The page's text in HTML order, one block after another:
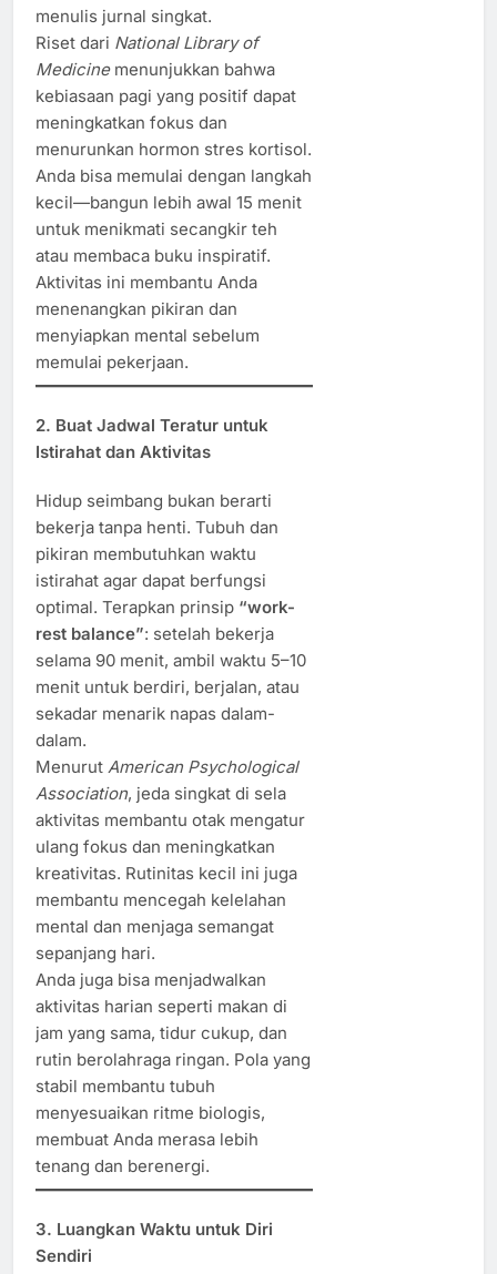
menulis jurnal singkat.
Riset dari National Library of
Medicinemenunjukkan bahwa
kebiasaan pagi yang positif dapat
meningkatkan fokus dan
menurunkan hormon stres kortisol.
Anda bisa memulai dengan langkah
kecil—bangun lebih awal 15 menit
untuk menikmati secangkir teh
atau membaca buku inspiratif.
Aktivitas ini membantu Anda
menenangkan pikiran dan
menyiapkan mental sebelum
memulai pekerjaan.
2. Buat Jadwal Teratur untuk
Istirahat dan Aktivitas
Hidup seimbang bukan berarti
bekerja tanpa henti. Tubuh dan
pikiran membutuhkan waktu
istirahat agar dapat berfungsi
optimal. Terapkan prinsip “work-
rest balance”: setelah bekerja
selama 90 menit, ambil waktu 5–10
menit untuk berdiri, berjalan, atau
sekadar menarik napas dalam-
dalam.
Menurut American Psychological
Association, jeda singkat di sela
aktivitas membantu otak mengatur
ulang fokus dan meningkatkan
kreativitas. Rutinitas kecil ini juga
membantu mencegah kelelahan
mental dan menjaga semangat
sepanjang hari.
Anda juga bisa menjadwalkan
aktivitas harian seperti makan di
jam yang sama, tidur cukup, dan
rutin berolahraga ringan. Pola yang
stabil membantu tubuh
menyesuaikan ritme biologis,
membuat Anda merasa lebih
tenang dan berenergi.
3. Luangkan Waktu untuk Diri
Sendiri